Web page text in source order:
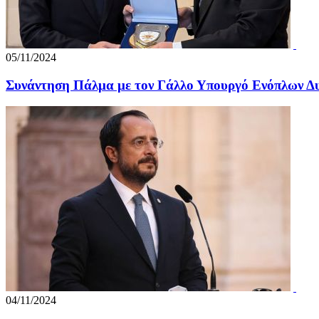
05/11/2024
Συνάντηση Πάλμα με τον Γάλλο Υπουργό Ενόπλων
04/11/2024